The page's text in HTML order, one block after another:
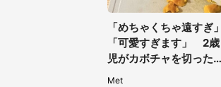
「めちゃくちゃ遠すぎ」
「可愛すぎます」 2歳
児がカボチャを切った
Met